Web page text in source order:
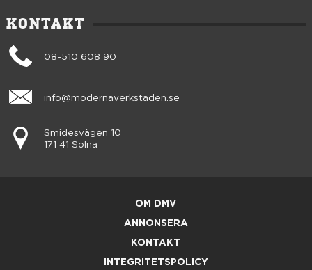
KONTAKT
08-510 608 90
info@modernaverkstaden.se
Smidesvägen 10
171 41 Solna
OM DMV
ANNONSERA
KONTAKT
INTEGRITETSPOLICY